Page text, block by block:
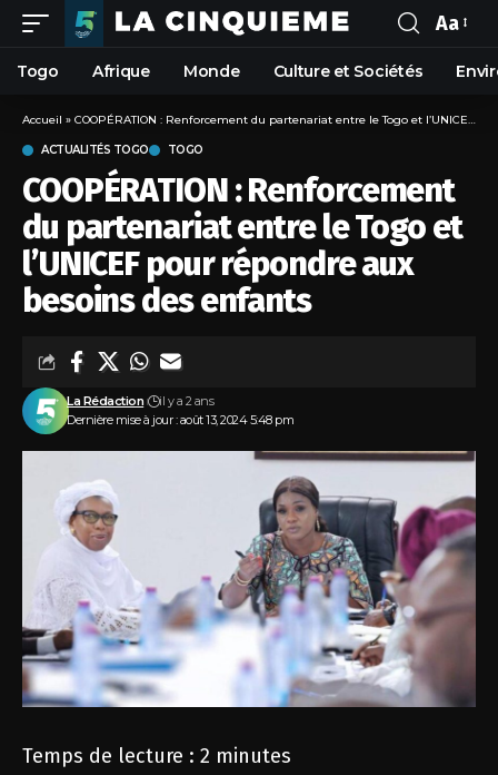
Aa
Togo Afrique Monde Culture et Sociétés
Accueil » COOPÉRATION : Renforcement du partenariat entre le Togo et l’UNICEF pour répondre aux besoins des enfants
ACTUALITÉS TOGO TOGO
COOPÉRATION : Renforcement
du partenariat entre le Togo et
l’UNICEF pour répondre aux
besoins des enfants
Dernière mise à jour : août 13, 2024 5:48 pm
La Rédaction il y a 2 ans
Temps de lecture : 2 minutes